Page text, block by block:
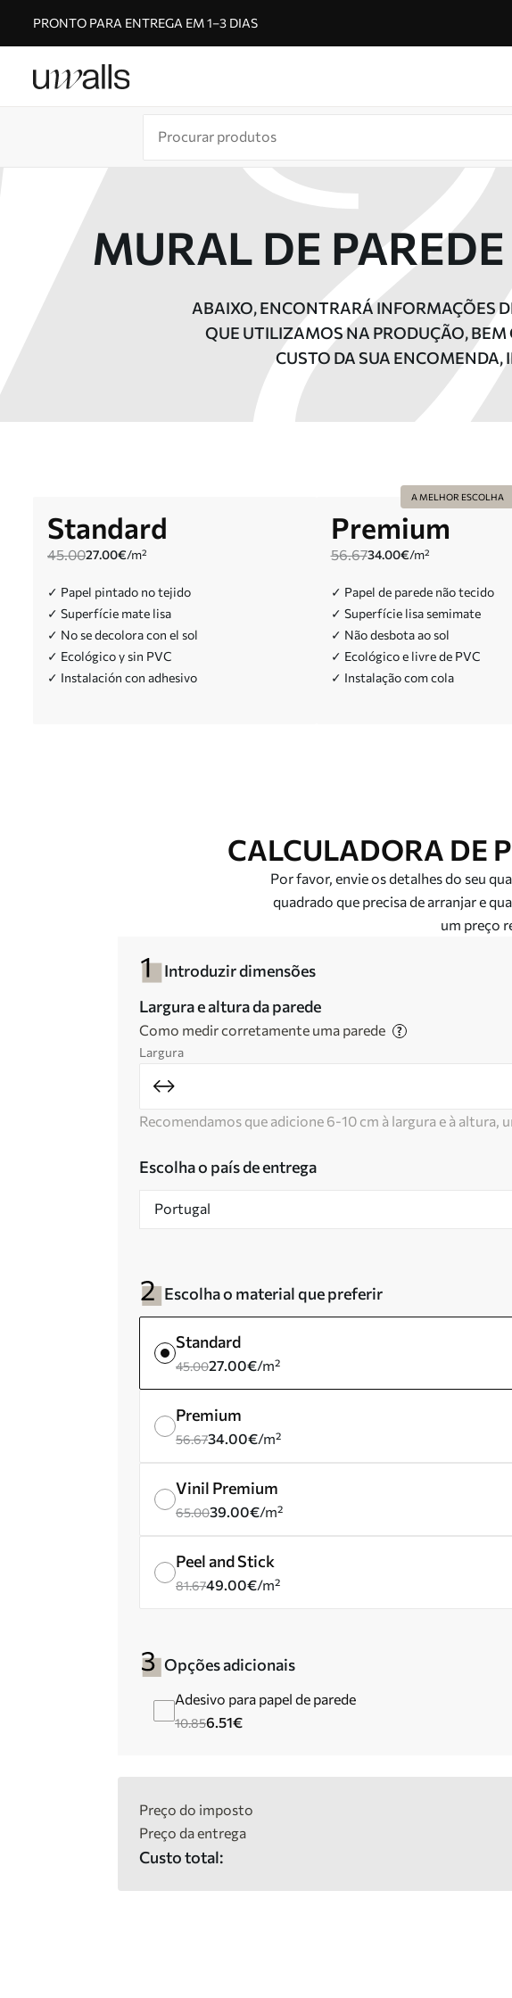
PRONTO PARA ENTREGA EM 1–3 DIAS
MURAL DE
ABAIXO, ENCONTRARÁ INFORMAÇÕES
QUE UTILIZAMOS NA PRODUÇÃO,
CUSTO DA SUA ENCOMENDA,
Standard
45.0027.00€/m²
✓ Papel pintado no tejido
✓ Superfície mate lisa
✓ No se decolora con el sol
✓ Ecológico y sin PVC
✓ Instalación con adhesivo
Premium
56.6734.00€/m²
A MELHOR ESCOLHA
✓ Papel de parede não tecido
✓ Superfície lisa semimate
✓ Não desbota ao sol
✓ Ecológico e livre de PVC
✓ Instalação com cola
CALCULADORA DE
Por favor, envie os detalhes do seu
quadrado que precisa de arranjar e
um preço
Introduzir dimensões
Largura e altura da parede
Como medir corretamente uma parede ?
Largura
Recomendamos que adicione 6-10 cm à largura e à altura,
Escolha o país de entrega
Portugal
Escolha o material que preferir
Standard
45.0027.00€/m²
Premium
56.6734.00€/m²
Vinil Premium
65.0039.00€/m²
Peel and Stick
81.6749.00€/m²
Opções adicionais
Adesivo para papel de parede
10.856.51€
Preço do imposto
Preço da entrega
Custo total: